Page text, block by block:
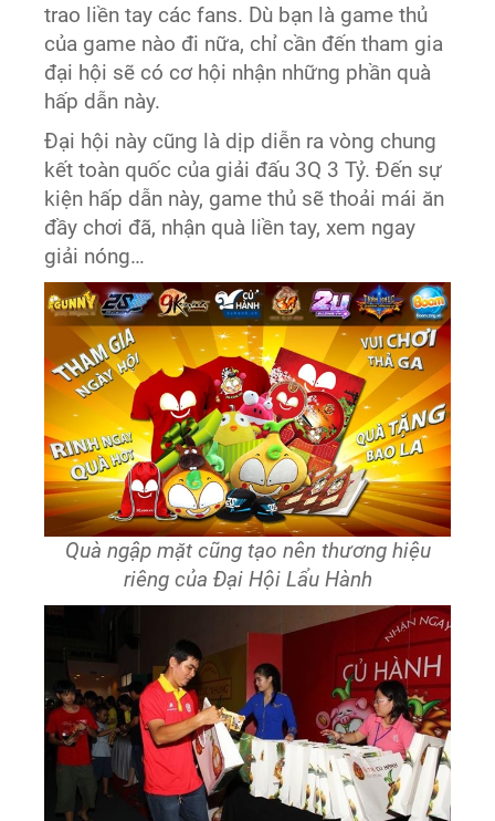
trao liền tay các fans. Dù bạn là game thủ
của game nào đi nữa, chỉ cần đến tham gia
đại hội sẽ có cơ hội nhận những phần quà
hấp dẫn này.
Đại hội này cũng là dịp diễn ra vòng chung
kết toàn quốc của giải đấu 3Q 3 Tỷ. Đến sự
kiện hấp dẫn này, game thủ sẽ thoải mái ăn
đầy chơi đã, nhận quà liền tay, xem ngay
giải nóng…
Quà ngập mặt cũng tạo nên thương hiệu
riêng của Đại Hội Lẩu Hành